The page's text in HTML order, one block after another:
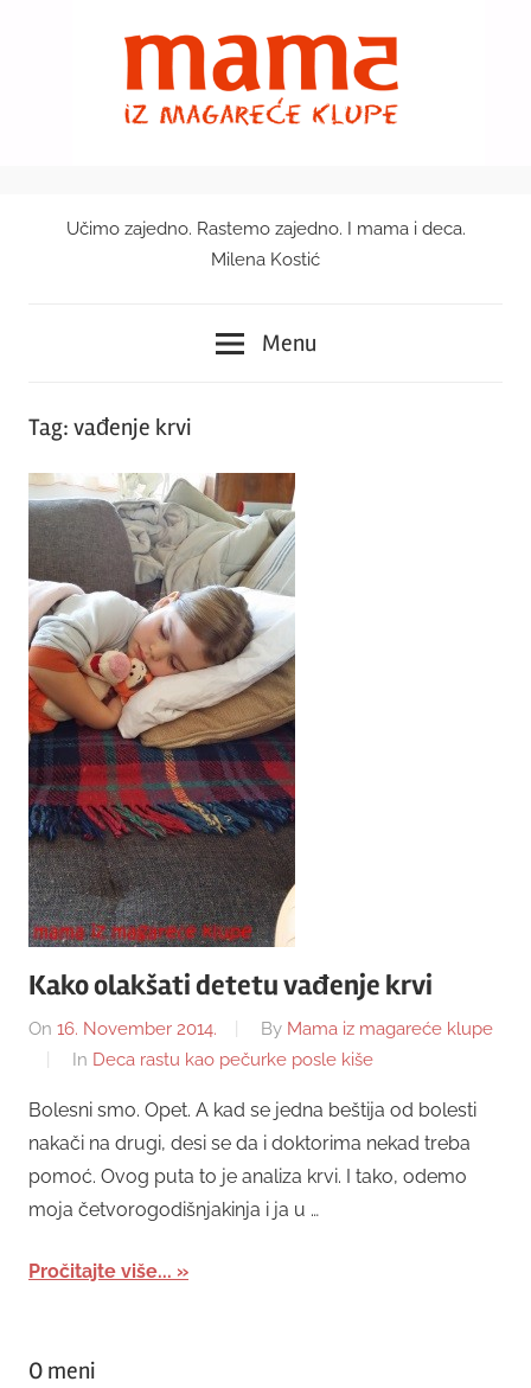
Mama
magareće
klupe
Učimo zajedno. Rastemo zajedno. I mama i deca.
Milena Kostić
Menu
Tag: vađenje krvi
Kako olakšati detetu vađenje krvi
On 16. November 2014. By Mama iz magareće klupe
In Deca rastu kao pečurke posle kiše
Bolesni smo. Opet. A kad se jedna beštija od bolesti
nakači na drugi, desi se da i doktorima nekad treba
pomoć. Ovog puta to je analiza krvi. I tako, odemo
moja četvorogodišnjakinja i ja u …
Pročitajte više...
O meni